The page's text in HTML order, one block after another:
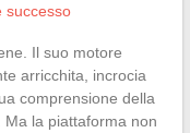
successo
Il suo motore
arricchita, incrocia
comprensione della
la piattaforma non